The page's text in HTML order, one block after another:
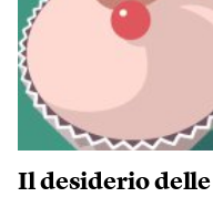
Il desiderio